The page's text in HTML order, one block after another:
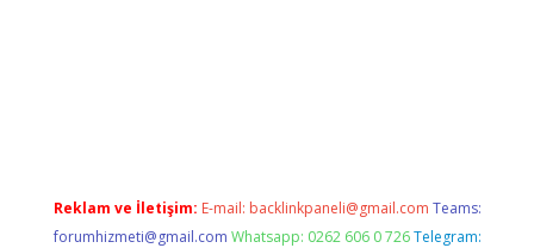
Reklam ve İletişim: E-mail: backlinkpaneli@gmail.com Teams:
forumhizmeti@gmail.com Whatsapp: 0262 606 0 726 Telegram: